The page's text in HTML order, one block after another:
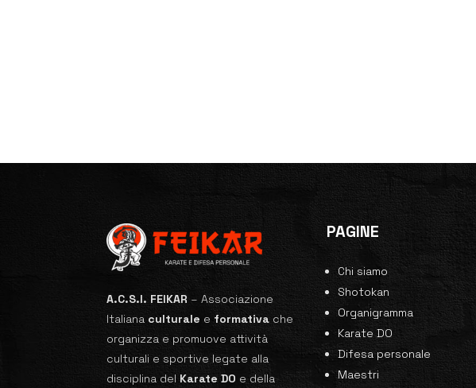
A.C.S.I. FEIKAR –Associazione
Italiana culturale eformativache
organizza e promuove attività
culturali e sportive legate alla
disciplina del Karate DO e della
PAGINE
Chi siamo
Shotokan
Organigramma
Karate DO
Difesa personale
Maestri